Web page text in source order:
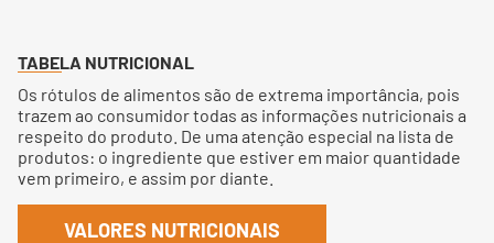
TABELA NUTRICIONAL
Os rótulos de alimentos são de extrema importância, pois
trazem ao consumidor todas as informações nutricionais a
respeito do produto. De uma atenção especial na lista de
produtos: o ingrediente que estiver em maior quantidade
vem primeiro, e assim por diante.
VALORES NUTRICIONAIS